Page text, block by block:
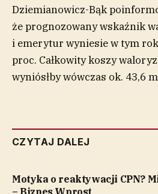
Dziemianowicz-Bąk
że prognozowany wskaźnik
i emerytur wyniesie w tym
proc. Całkowity koszy
wyniósłby wówczas ok. 43,6
CZYTAJ DALEJ
Motyka o reaktywacji CPN?